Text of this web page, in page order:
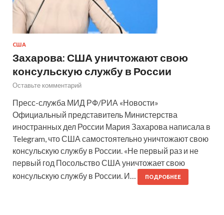
США
Захарова: США уничтожают свою
консульскую службу в России
Оставьте комментарий
Пресс-служба МИД РФ/РИА «Новости»
Официальный представитель Министерства
иностранных дел России Мария Захарова написала в
Telegram, что США самостоятельно уничтожают свою
консульскую службу в России. «Не первый раз и не
первый год Посольство США уничтожает свою
консульскую службу в России. И…
ПОДРОБНЕЕ